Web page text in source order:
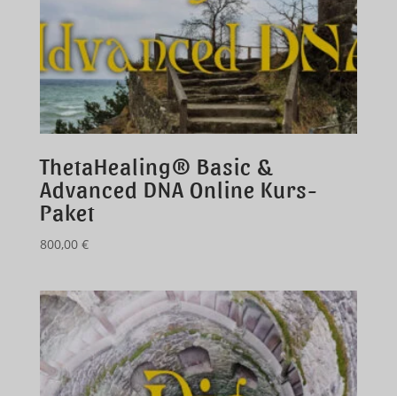
ThetaHealing® Basic &
Advanced DNA Online Kurs-
Paket
800,00 €